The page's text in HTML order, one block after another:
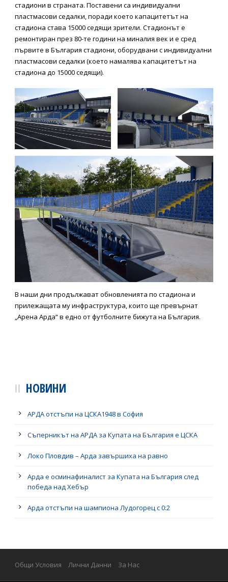
стадиони в страната. Поставени са индивидуални
пластмасови седалки, поради което капацитетът на
стадиона става 15000 седящи зрители. Стадионът е
ремонтиран през 80-те години на миналия век и е сред
първите в България стадиони, оборудвани с индивидуални
пластмасови седалки (което намалява капацитетът на
стадиона до 15000 седящи).
В наши дни продължават обновленията по стадиона и
прилежащата му инфраструктура, които ще превърнат
„Арена Арда“ в едно от футболните бижута на България.
НОВИНИ
АРДА отстъпи на ЦСКА1948 в София
Съперникът на АРДА за Купата на България е ЦСКА
Локо Пловдив – Арда завършиха на равно
Арда е осминафиналист за Купата на България след
победа над Хебър
Арда отстъпи на шампиона Лудогорец с 0:2
Общи Условия Лични Данни За Нас